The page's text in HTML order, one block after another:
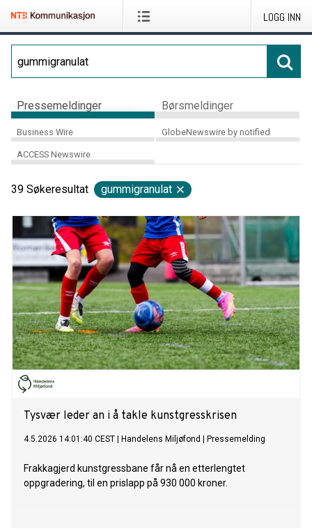
LOGG INN
Pressemeldinger Børsmeldinger
Business Wire GlobeNewswire by notified
ACCESS Newswire
39 Søkeresultat gummigranulat
Tysvær leder an i å takle kunstgresskrisen
4.5.2026 14:01:40 CEST Handelens Miljøfond Pressemelding
Frakkagjerd kunstgressbane får nå en etterlengtet
oppgradering, til en prislapp på 930 000 kroner.